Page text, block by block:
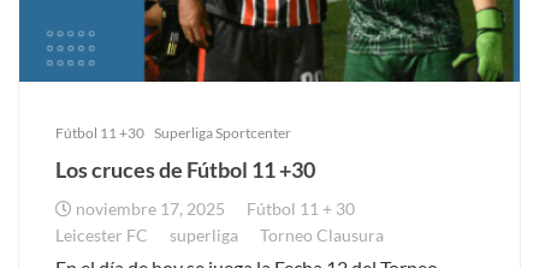
Fútbol 11 +30 Superliga Sportcenter
Los cruces de Fútbol 11 +30
noviembre 17, 2025
Fútbol 11 + 30
Leicester FC
superliga Torneo Clausura